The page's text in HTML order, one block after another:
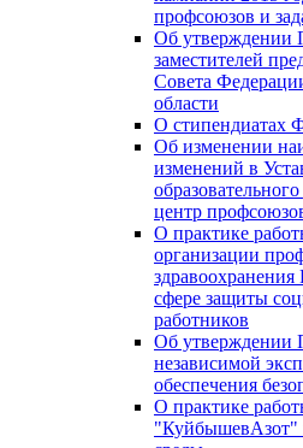
профсоюзов и
Об утверждении
заместителей
Совета
области
О стипендиатах
Об изменении
изменений в
центр
О практике
организации
сфере защиты
работников
Об утверждении
независимой
обеспечения
О практике
"КуйбышевАзот"